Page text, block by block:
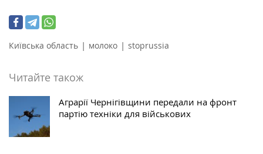
Київська область | молоко | stoprussia
Читайте також
Аграрії Чернігівщини передали на фронт
партію техніки для військових